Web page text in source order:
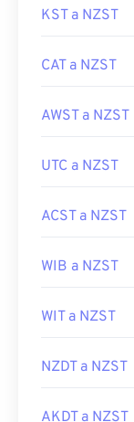
KST a NZST
CAT a NZST
AWST a NZST
UTC a NZST
ACST a NZST
WIB a NZST
WIT a NZST
NZDT a NZST
AKDT a NZST